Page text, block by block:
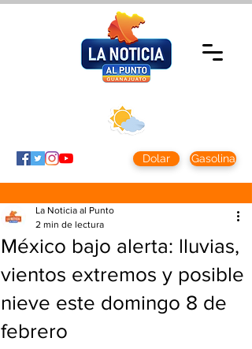
Dolar Gasolina
México bajo alerta: lluvias,
vientos extremos y posible
nieve este domingo 8 de
febrero
La Noticia al Punto
2 min de lectura